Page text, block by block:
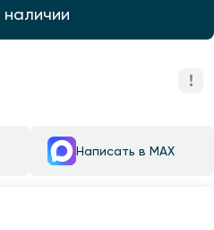
наличии
Написать в MAX